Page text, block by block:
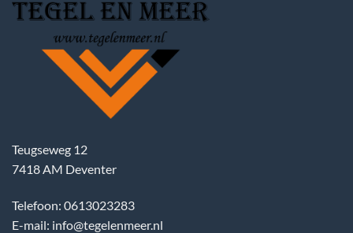
Teugseweg 12
7418 AM Deventer
Telefoon: 0613023283
E-mail: info@tegelenmeer.nl